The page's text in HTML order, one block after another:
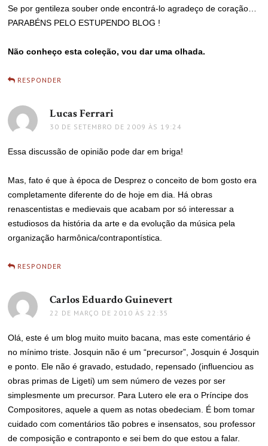
Se por gentileza souber onde encontrá-lo agradeço de coração…
PARABÉNS PELO ESTUPENDO BLOG !
Não conheço esta coleção, vou dar uma olhada.
RESPONDER
Lucas Ferrari
30 DE SETEMBRO DE 2009 ÀS 19:24
Essa discussão de opinião pode dar em briga!
Mas, fato é que à época de Desprez o conceito de bom gosto era
completamente diferente do de hoje em dia. Há obras
renascentistas e medievais que acabam por só interessar a
estudiosos da história da arte e da evolução da música pela
organização harmônica/contrapontística.
RESPONDER
Carlos Eduardo Guinevert
22 DE MARÇO DE 2010 ÀS 22:35
Olá, este é um blog muito muito bacana, mas este comentário é
no mínimo triste. Josquin não é um “precursor”, Josquin é Josquin
e ponto. Ele não é gravado, estudado, repensado (influenciou as
obras primas de Ligeti) um sem número de vezes por ser
simplesmente um precursor. Para Lutero ele era o Príncipe dos
Compositores, aquele a quem as notas obedeciam. É bom tomar
cuidado com comentários tão pobres e insensatos, sou professor
de composição e contraponto e sei bem do que estou a falar.